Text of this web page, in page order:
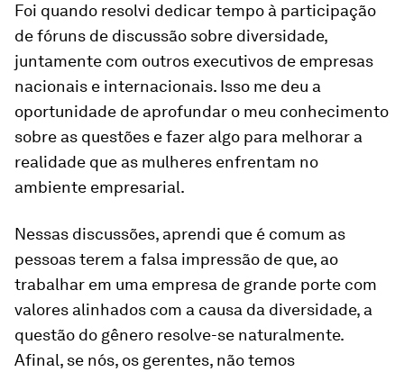
Foi quando resolvi dedicar tempo à participação
de fóruns de discussão sobre diversidade,
juntamente com outros executivos de empresas
nacionais e internacionais. Isso me deu a
oportunidade de aprofundar o meu conhecimento
sobre as questões e fazer algo para melhorar a
realidade que as mulheres enfrentam no
ambiente empresarial.
Nessas discussões, aprendi que é comum as
pessoas terem a falsa impressão de que, ao
trabalhar em uma empresa de grande porte com
valores alinhados com a causa da diversidade, a
questão do gênero resolve-se naturalmente.
Afinal, se nós, os gerentes, não temos